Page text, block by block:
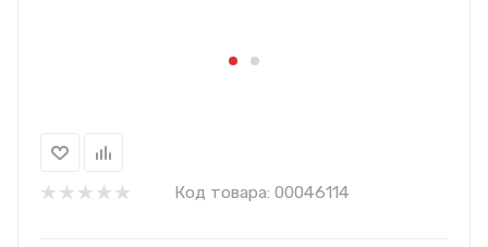
Код товара: 00046114